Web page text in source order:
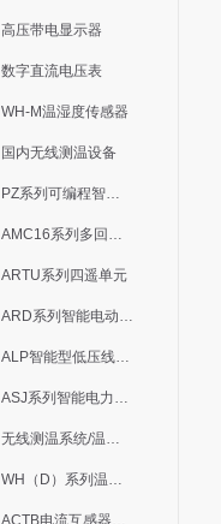
高压带电显示器
数字直流电压表
WH-M温湿度传感器
国内无线测温设备
PZ系列可编程智能表
AMC16系列多回路监控装置
ARTU系列四遥单元
ARD系列智能电动机保护器
ALP智能型低压线路保护装置
ASJ系列智能电力继电器
无线测温系统/温度巡检
WH（D）系列温湿度控制器
ACTB电流互感器过电压保护器